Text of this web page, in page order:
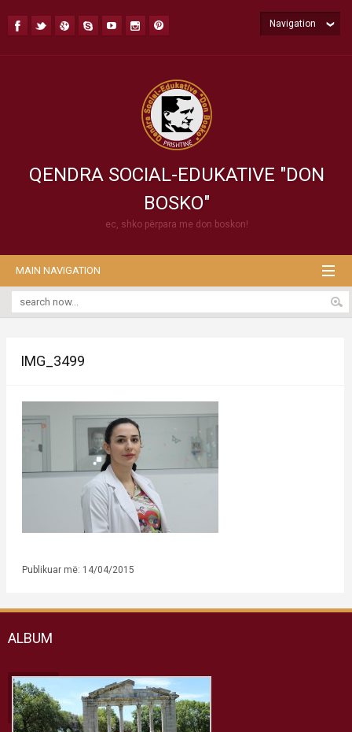
QENDRA SOCIAL-EDUKATIVE "DON
BOSKO"
ec, shko përpara me don boskon!
Navigation
MAIN NAVIGATION
IMG_3499
Publikuar më: 14/04/2015
ALBUM